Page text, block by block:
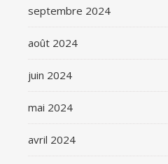
septembre 2024
août 2024
juin 2024
mai 2024
avril 2024